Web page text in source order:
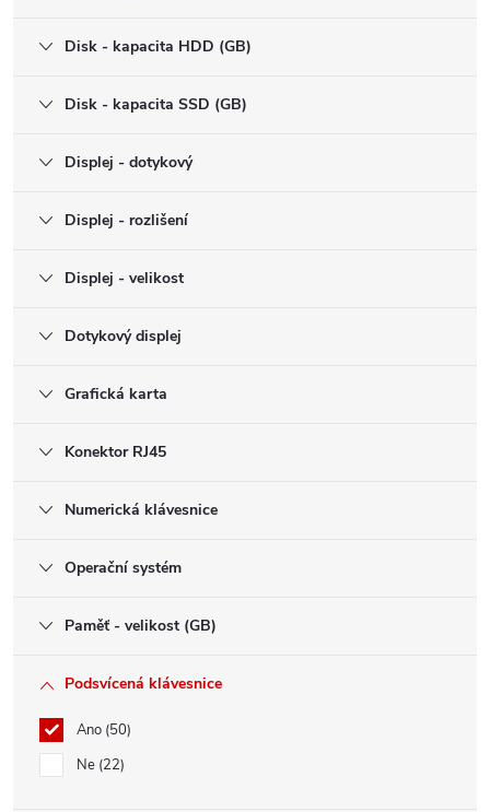
Disk - kapacita HDD (GB)
Disk - kapacita SSD (GB)
Displej - dotykový
Displej - rozlišení
Displej - velikost
Dotykový displej
Grafická karta
Konektor RJ45
Numerická klávesnice
Operační systém
Paměť - velikost (GB)
Podsvícená klávesnice
Ano 50
Ne 22